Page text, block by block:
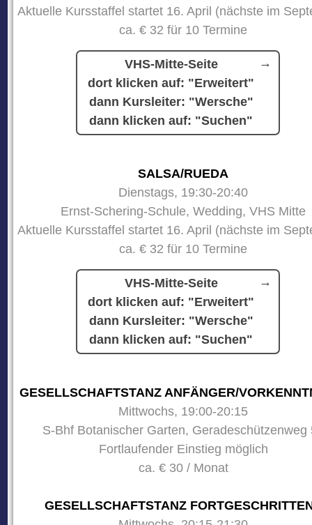
Aktuelle Kursstaffel startet 16. April (nächste im
ca. € 32 für 10 Termine
VHS-Mitte-Seite
dort klicken auf: "Erweitert"
dann Kursleiter: "Wersche"
dann klicken auf: "Suchen"
SALSA/RUEDA
Dienstags, 19:30-20:40
Ernst-Schering-Schule, Wedding, VHS Mitte
Aktuelle Kursstaffel startet 16. April (nächste im
ca. € 32 für 10 Termine
VHS-Mitte-Seite
dort klicken auf: "Erweitert"
dann Kursleiter: "Wersche"
dann klicken auf: "Suchen"
GESELLSCHAFTSTANZ ANFÄNGER/
Mittwochs, 19:00-20:15
S-Bhf Botanischer Garten, Geradeschützenweg
Fortlaufender Einstieg möglich
ca. € 30 / Monat
GESELLSCHAFTSTANZ